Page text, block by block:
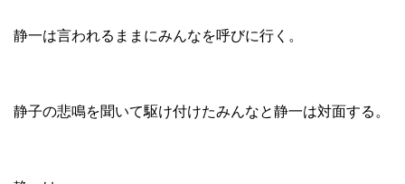
静一は言われるままにみんなを呼びに行く。
静子の悲鳴を聞いて駆け付けたみんなと静一は対面する。